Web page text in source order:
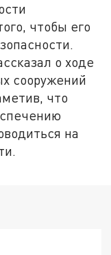
чтобы его
о ходе
сооружений
что
на